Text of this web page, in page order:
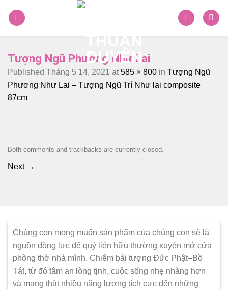
Tượng Ngũ Phương Như Lai
Published Tháng 5 14, 2021 at 585 × 800 in Tượng Ngũ
Phương Như Lai – Tượng Ngũ Trí Như lai composite
87cm
Both comments and trackbacks are currently closed.
Next →
Chúng con mong muốn sản phẩm của chúng con sẽ là
nguồn động lực để quý liên hữu thường xuyên mở cửa
phòng thờ nhà mình. Chiêm bái tượng Đức Phật–Bồ
Tát, từ đó tâm an lòng tịnh, cuộc sống nhẹ nhàng hơn
và mang thật nhiều năng lượng tích cực đến những